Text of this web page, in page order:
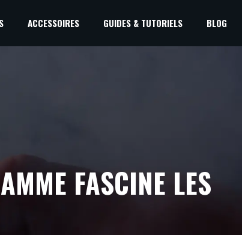
ACCESSOIRES GUIDES & TUTORIELS BLOG
FASCINE LES